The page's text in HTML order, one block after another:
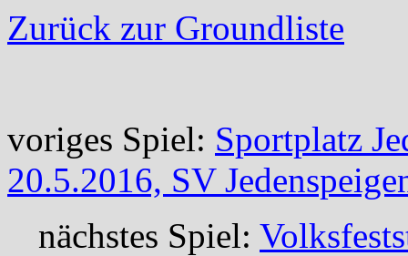
Zurück zur Groundliste
voriges Spiel: Sportplatz
20.5.2016, SV
nächstes Spiel: